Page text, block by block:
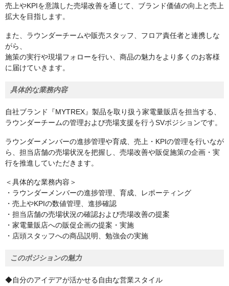
売上やKPIを意識した売場改善を通じて、ブランド価値の向上と売上
拡大を目指します。
また、ラウンダーチームや販売スタッフ、フロア責任者と連携しな
がら、
施策の実行や現場フォローを行い、商品の魅力をより多くのお客様
に届けていきます。
具体的な業務内容
自社ブランド『MYTREX』製品を取り扱う家電量販店を担当する、
ラウンダーチームの管理および売場支援を行うSVポジションです。
ラウンダーメンバーの進捗管理や育成、売上・KPIの管理を行いなが
ら、担当店舗の売場状況を把握し、売場改善や販促施策の企画・実
行を推進していただきます。
＜具体的な業務内容＞
・ラウンダーメンバーの進捗管理、育成、レポーティング
・売上やKPIの数値管理、進捗確認
・担当店舗の売場状況の確認および売場改善の提案
・家電量販店への販促企画の提案・実施
・店頭スタッフへの商品説明、勉強会の実施
このポジションの魅力
◆自分のアイデアが活かせる自由な営業スタイル